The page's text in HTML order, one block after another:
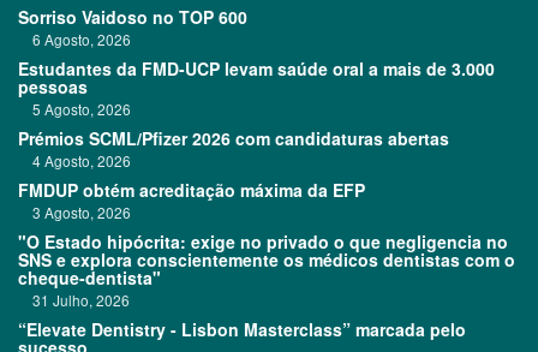
Sorriso Vaidoso no TOP 600
6 Agosto, 2026
Estudantes da FMD-UCP levam saúde oral a mais de 3.000
pessoas
5 Agosto, 2026
Prémios SCML/Pfizer 2026 com candidaturas abertas
4 Agosto, 2026
FMDUP obtém acreditação máxima da EFP
3 Agosto, 2026
"O Estado hipócrita: exige no privado o que negligencia no
SNS e explora conscientemente os médicos dentistas com o
cheque-dentista"
31 Julho, 2026
“Elevate Dentistry - Lisbon Masterclass” marcada pelo